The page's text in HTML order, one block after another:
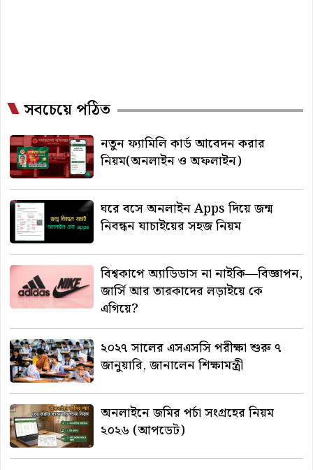
সবচেয়ে পঠিত
নতুন ফ্যামিলি কার্ড আবেদন করার
নিয়ম(অনলাইন ও অফলাইন)
ঘরে বসে অনলাইন Apps দিয়ে জন্ম
নিবন্ধন যাচাইয়ের সহজ নিয়ম
বিশ্বকাপে অ্যাডিডাস না নাইকি—বিজ্ঞাপন,
জার্সি আর তারকাদের লড়াইয়ে কে
এগিয়ে?
২০২৭ সালের এসএসসি পরীক্ষা শুরু ৭
জানুয়ারি, জানালেন শিক্ষামন্ত্রী
অনলাইনে জমির পর্চা সংগ্রহের নিয়ম
২০২৬ (আপডেট)